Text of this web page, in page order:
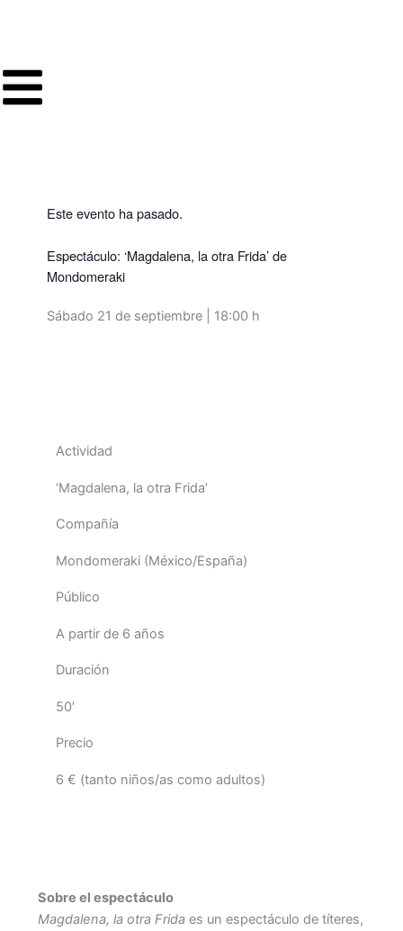
Este evento ha pasado.
Espectáculo: ‘Magdalena, la otra Frida’ de
Mondomeraki
Sábado 21 de septiembre | 18:00 h
Actividad
‘Magdalena, la otra Frida’
Compañía
Mondomeraki (México/España)
Público
A partir de 6 años
Duración
50′
Precio
6 € (tanto niños/as como adultos)
Sobre el espectáculo
Magdalena, la otra Frida es un espectáculo de títeres,